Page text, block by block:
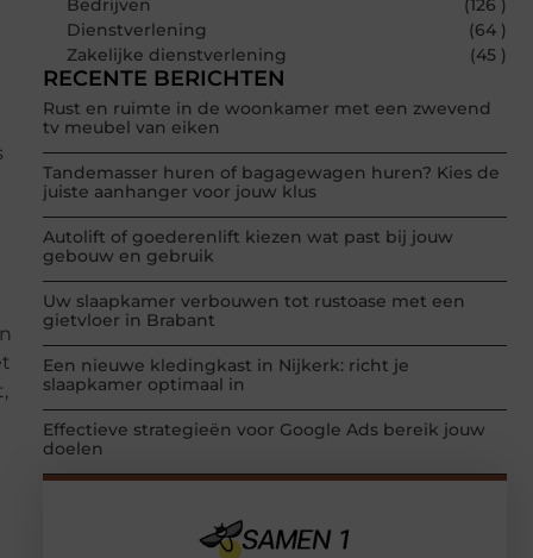
Bedrijven
(126 )
Dienstverlening
(64 )
Zakelijke dienstverlening
(45 )
RECENTE BERICHTEN
Rust en ruimte in de woonkamer met een zwevend
tv meubel van eiken
Tandemasser huren of bagagewagen huren? Kies de
juiste aanhanger voor jouw klus
Autolift of goederenlift kiezen wat past bij jouw
gebouw en gebruik
Uw slaapkamer verbouwen tot rustoase met een
gietvloer in Brabant
Een nieuwe kledingkast in Nijkerk: richt je
slaapkamer optimaal in
Effectieve strategieën voor Google Ads bereik jouw
doelen